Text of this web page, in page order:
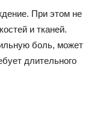
При этом не
и тканей.
боль, может
длительного